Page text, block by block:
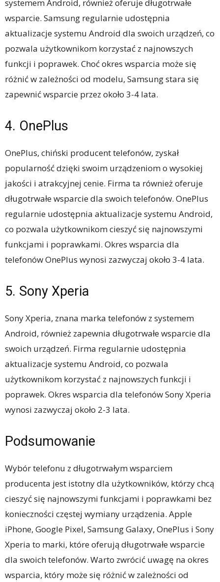
systemem Android, również oferuje długotrwałe
wsparcie. Samsung regularnie udostępnia
aktualizacje systemu Android dla swoich urządzeń, co
pozwala użytkownikom korzystać z najnowszych
funkcji i poprawek. Choć okres wsparcia może się
różnić w zależności od modelu, Samsung stara się
zapewnić wsparcie przez około 3-4 lata.
4. OnePlus
OnePlus, chiński producent telefonów, zyskał
popularność dzięki swoim urządzeniom o wysokiej
jakości i atrakcyjnej cenie. Firma ta również oferuje
długotrwałe wsparcie dla swoich telefonów. OnePlus
regularnie udostępnia aktualizacje systemu Android,
co pozwala użytkownikom cieszyć się najnowszymi
funkcjami i poprawkami. Okres wsparcia dla
telefonów OnePlus wynosi zazwyczaj około 3-4 lata.
5. Sony Xperia
Sony Xperia, znana marka telefonów z systemem
Android, również zapewnia długotrwałe wsparcie dla
swoich urządzeń. Firma regularnie udostępnia
aktualizacje systemu Android, co pozwala
użytkownikom korzystać z najnowszych funkcji i
poprawek. Okres wsparcia dla telefonów Sony Xperia
wynosi zazwyczaj około 2-3 lata.
Podsumowanie
Wybór telefonu z długotrwałym wsparciem
producenta jest istotny dla użytkowników, którzy chcą
cieszyć się najnowszymi funkcjami i poprawkami bez
konieczności częstej wymiany urządzenia. Apple
iPhone, Google Pixel, Samsung Galaxy, OnePlus i Sony
Xperia to marki, które oferują długotrwałe wsparcie
dla swoich telefonów. Warto zwrócić uwagę na okres
wsparcia, który może się różnić w zależności od